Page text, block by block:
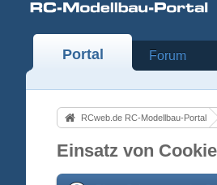
Portal Forum
RCweb.de RC-Modellbau-Portal
Einsatz von